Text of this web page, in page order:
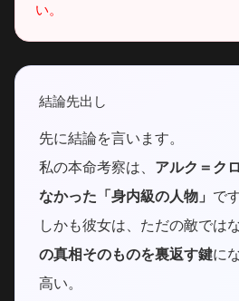
い。
結論先出し
先に結論を言います。
私の本命考察は、 アルク＝ク
なかった「身内級の人物」 で
しかも彼女は、ただの敵ではな
の真相そのものを裏返す鍵に
高い。